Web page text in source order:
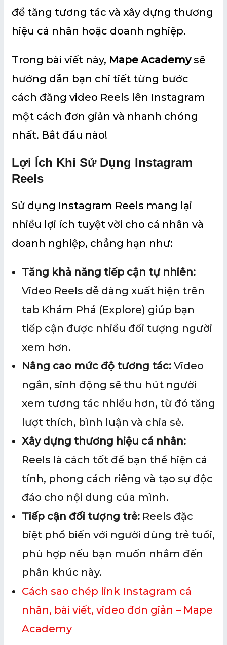
để tăng tương tác và xây dựng thương
hiệu cá nhân hoặc doanh nghiệp.
Trong bài viết này, Mape Academysẽ
hướng dẫn bạn chi tiết từng bước
cách đăng video Reels lên Instagram
một cách đơn giản và nhanh chóng
nhất. Bắt đầu nào!
Lợi Ích Khi Sử Dụng Instagram
Reels
Sử dụng Instagram Reels mang lại
nhiều lợi ích tuyệt vời cho cá nhân và
doanh nghiệp, chẳng hạn như:
Tăng khả năng tiếp cận tự nhiên:
Video Reels dễ dàng xuất hiện trên
tab Khám Phá (Explore) giúp bạn
tiếp cận được nhiều đối tượng người
xem hơn.
Nâng cao mức độ tương tác:Video
ngắn, sinh động sẽ thu hút người
xem tương tác nhiều hơn, từ đó tăng
lượt thích, bình luận và chia sẻ.
Xây dựng thương hiệu cá nhân:
Reels là cách tốt để bạn thể hiện cá
tính, phong cách riêng và tạo sự độc
đáo cho nội dung của mình.
Tiếp cận đối tượng trẻ:Reels đặc
biệt phổ biến với người dùng trẻ tuổi,
phù hợp nếu bạn muốn nhắm đến
phân khúc này.
Cách sao chép link Instagram cá
nhân, bài viết, video đơn giản – Mape
Academy